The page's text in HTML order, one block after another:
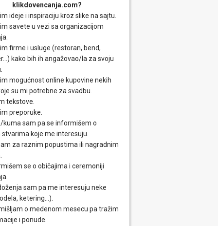
klikdovencanja.com?
ideje i inspiraciju kroz slike na sajtu.
savete u vezi sa organizacijom
firme i usluge (restoran, bend,
kako bih ih angažovao/la za svoju
mogućnost online kupovine nekih
su mi potrebne za svadbu.
tekstove.
preporuke.
kuma sam pa se informišem o
koje me interesuju.
za raznim popustima ili nagradnim
se o običajima i ceremoniji
sam pa me interesuju neke
ketering...).
o medenom mesecu pa tražim
i ponude.